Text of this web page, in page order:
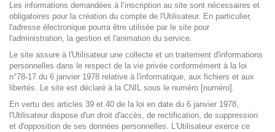
Les informations demandées à l’inscription au site sont nécessaires et
obligatoires pour la création du compte de l'Utilisateur. En particulier,
l'adresse électronique pourra être utilisée par le site pour
l'administration, la gestion et l'animation du service.
Le site assure à l'Utilisateur une collecte et un traitement d'informations
personnelles dans le respect de la vie privée conformément à la loi
n°78-17 du 6 janvier 1978 relative à l'informatique, aux fichiers et aux
libertés. Le site est déclaré à la CNIL sous le numéro [numéro].
En vertu des articles 39 et 40 de la loi en date du 6 janvier 1978,
l'Utilisateur dispose d'un droit d'accès, de rectification, de suppression
et d'opposition de ses données personnelles. L'Utilisateur exerce ce